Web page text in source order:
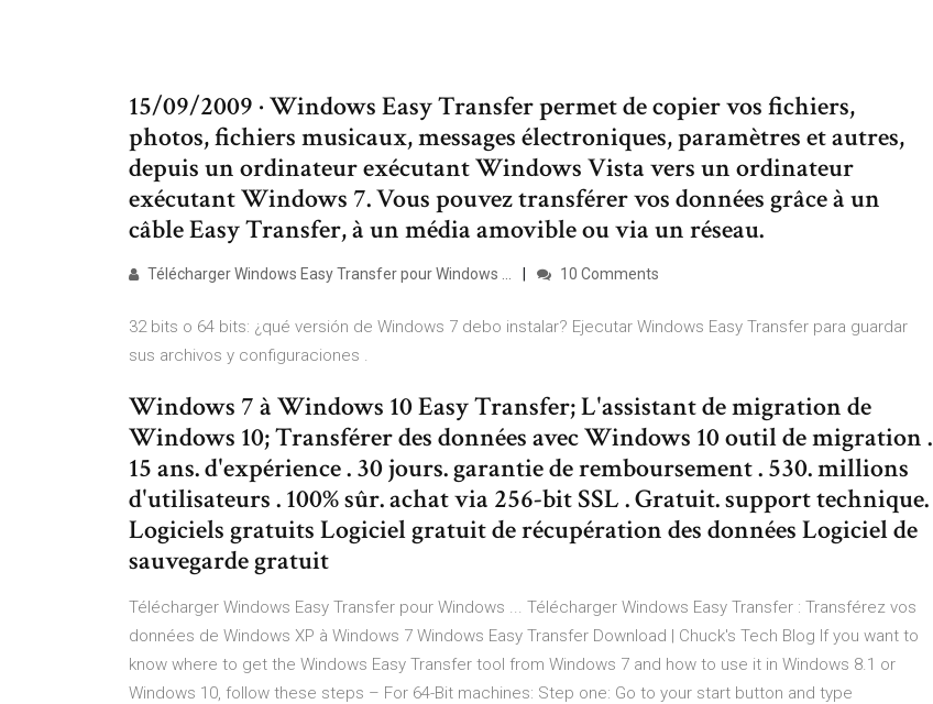
15/09/2009 · Windows Easy Transfer permet de copier vos fichiers,
photos, fichiers musicaux, messages électroniques, paramètres et autres,
depuis un ordinateur exécutant Windows Vista vers un ordinateur
exécutant Windows 7. Vous pouvez transférer vos données grâce à un
câble Easy Transfer, à un média amovible ou via un réseau.
Télécharger Windows Easy Transfer pour Windows ... 10 Comments
32 bits o 64 bits: ¿qué versión de Windows 7 debo instalar? Ejecutar Windows Easy Transfer para guardar
sus archivos y configuraciones .
Windows 7 à Windows 10 Easy Transfer; L'assistant de migration de
Windows 10; Transférer des données avec Windows 10 outil de migration .
15 ans. d'expérience . 30 jours. garantie de remboursement . 530. millions
d'utilisateurs . 100% sûr. achat via 256-bit SSL . Gratuit. support technique.
Logiciels gratuits Logiciel gratuit de récupération des données Logiciel de
sauvegarde gratuit
Télécharger Windows Easy Transfer pour Windows ... Télécharger Windows Easy Transfer : Transférez vos
données de Windows XP à Windows 7 Windows Easy Transfer Download | Chuck's Tech Blog If you want to
know where to get the Windows Easy Transfer tool from Windows 7 and how to use it in Windows 8.1 or
Windows 10, follow these steps – For 64-Bit machines: Step one: Go to your start button and type